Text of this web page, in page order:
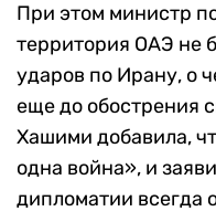
При этом министр
территория ОАЭ не
ударов по Ирану, о
еще до обострения
Хашими добавила,
одна война», и
дипломатии всегда